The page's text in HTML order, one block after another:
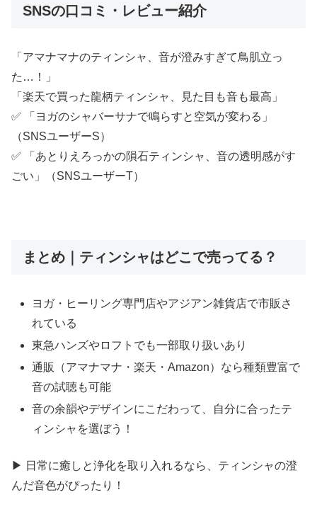
SNSの口コミ・レビュー紹介
「アマナマナのティンシャ、音が澄みすぎて鳥肌立っ
た…！」
「楽天で買った龍柄ティンシャ、見た目も音も最高」
✅ 「ヨガのシャバーサナで鳴らすと空気が変わる」
（SNSユーザーS）
✅ 「あとりえろっかの隕石ティンシャ、音の透明感がす
ごい」（SNSユーザーT）
まとめ｜ティンシャはどこで売ってる？
ヨガ・ヒーリング専門店やアジアン雑貨店で市販さ
れている
東急ハンズやロフトでも一部取り扱いあり
通販（アマナマナ・楽天・Amazon）なら種類豊富で
音の試聴も可能
音の余韻やデザインにこだわって、自分に合ったテ
ィンシャを選ぼう！
▶ 日常に癒しと浄化を取り入れるなら、ティンシャの澄
んだ音色がぴったり！